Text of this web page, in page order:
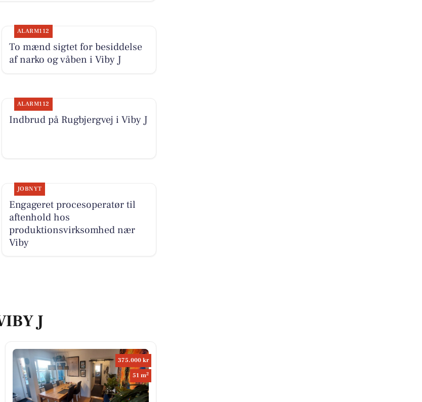
ALARM112
To mænd sigtet for besiddelse
af narko og våben i Viby J
ALARM112
Indbrud på Rugbjergvej i Viby J
JOBNYT
Engageret procesoperatør til
aftenhold hos
produktionsvirksomhed nær
Viby
J
375.000 kr
51 m2